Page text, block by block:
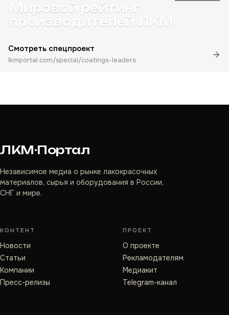
Мировой рейтинг
производителей ЛКМ
Смотреть спецпроект
lkmportal.com/special/coatings-leaders
ЛКМ·Портал
Независимое медиа о рынке лакокрасочных
материалов, сырья и оборудования в России,
СНГ и мире.
КОНТЕНТ
Новости
Статьи
Компании
Пресс-релизы
ПРОЕКТ
О проекте
Рекламодателям
Медиакит
Telegram-канал